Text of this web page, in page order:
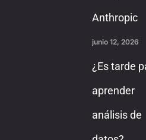
Anthropic
junio 12, 2026
¿Es tarde
aprender
análisis de